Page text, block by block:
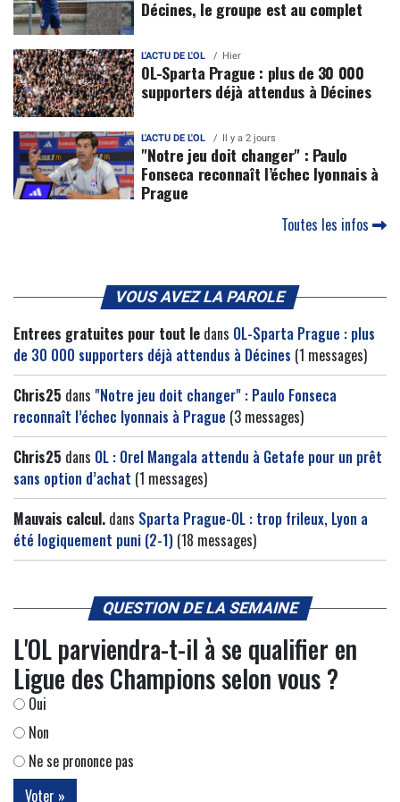
Décines, le groupe est au complet
L'ACTU DE L'OL Hier
OL-Sparta Prague : plus de 30 000
supporters déjà attendus à Décines
L'ACTU DE L'OL Il y a 2 jours
"Notre jeu doit changer" : Paulo
Fonseca reconnaît l’échec lyonnais à
Prague
Toutes les infos
VOUS AVEZ LA PAROLE
Entrees gratuites pour tout le dans OL-Sparta Prague : plus
de 30 000 supporters déjà attendus à Décines (1 messages)
Chris25 dans "Notre jeu doit changer" : Paulo Fonseca
reconnaît l’échec lyonnais à Prague (3 messages)
Chris25 dans OL : Orel Mangala attendu à Getafe pour un prêt
sans option d’achat (1 messages)
Mauvais calcul. dans Sparta Prague-OL : trop frileux, Lyon a
été logiquement puni (2-1) (18 messages)
QUESTION DE LA SEMAINE
L'OL parviendra-t-il à se qualifier en
Ligue des Champions selon vous ?
Oui
Non
Ne se prononce pas